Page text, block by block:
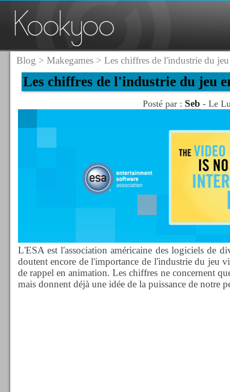
Blog > Makegames> Les chiffres de l'industrie du
Les chiffres de l'industrie du jeu
Posté par : Seb - Le
L'ESA est l'association américaine des logiciels de
doutent encore de l'importance de l'industrie du jeu
de rappel en animation. Les chiffres ne concernent
mais donnent déjà une idée de la puissance de notre